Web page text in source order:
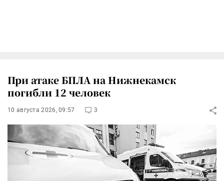
При атаке БПЛА на Нижнекамск
погибли 12 человек
10 августа 2026, 09:57 3